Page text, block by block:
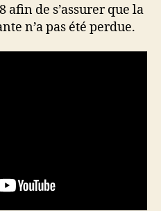
afin de s’assurer que la
n’a pas été perdue.